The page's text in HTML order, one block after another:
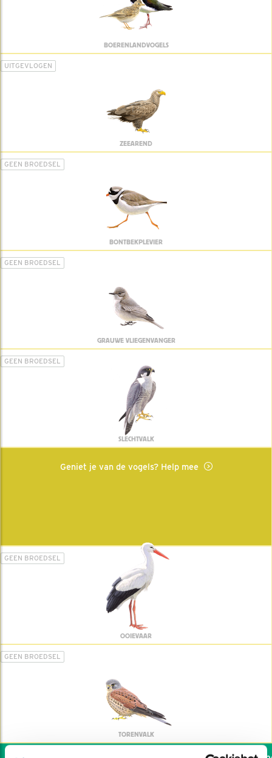
BOERENLANDVOGELS
UITGEVLOGEN
ZEEAREND
GEEN BROEDSEL
BONTBEKPLEVIER
GEEN BROEDSEL
GRAUWE VLIEGENVANGER
GEEN BROEDSEL
SLECHTVALK
Geniet je van de vogels? Help mee
GEEN BROEDSEL
OOIEVAAR
GEEN BROEDSEL
TORENVALK